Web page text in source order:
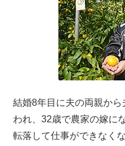
結婚8年目に夫の両親か
われ、32歳で農家の嫁に
転落して仕事ができなく